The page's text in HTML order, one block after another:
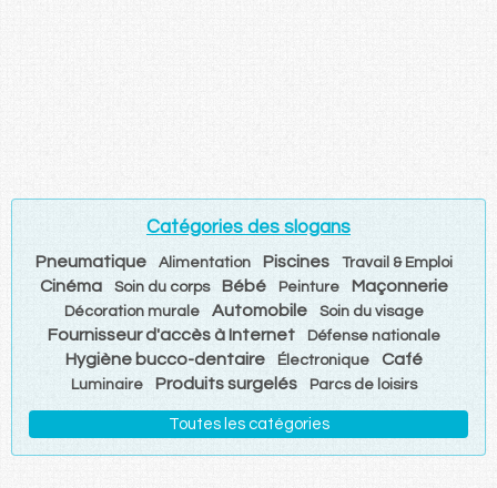
Catégories des slogans
Pneumatique Alimentation Piscines Travail & Emploi
Cinéma Soin du corps Bébé Peinture Maçonnerie
Décoration murale Automobile Soin du visage
Fournisseur d'accès à Internet Défense nationale
Hygiène bucco-dentaire Électronique Café
Luminaire Produits surgelés Parcs de loisirs
Toutes les catégories